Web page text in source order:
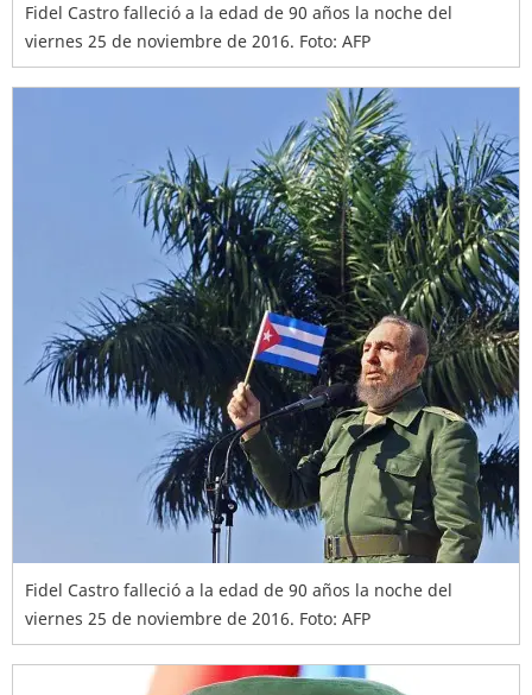
Fidel Castro falleció a la edad de 90 años la noche del
viernes 25 de noviembre de 2016. Foto: AFP
Fidel Castro falleció a la edad de 90 años la noche del
viernes 25 de noviembre de 2016. Foto: AFP